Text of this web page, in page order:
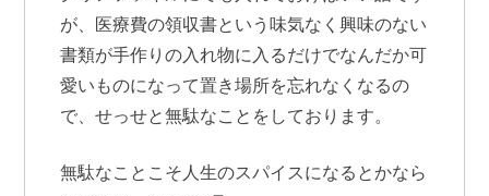
が、医療費の領収書という味気なく興味のない
書類が手作りの入れ物に入るだけでなんだか可
愛いものになって置き場所を忘れなくなるの
で、せっせと無駄なことをしております。
無駄なことこそ人生のスパイスになるとかなら